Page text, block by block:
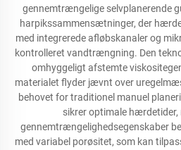
gennemtrængelige selvplanerende
harpikssammensætninger, der
med integrerede afløbskanaler og
kontrolleret vandtrængning. Den
omhyggeligt afstemte
materialet flyder jævnt over
behovet for traditionel manuel
sikrer optimale
gennemtrængelighedsegenskaber
med variabel porøsitet, som kan